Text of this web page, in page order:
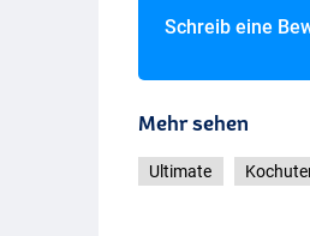
Schreib eine
Mehr sehen
Ultimate